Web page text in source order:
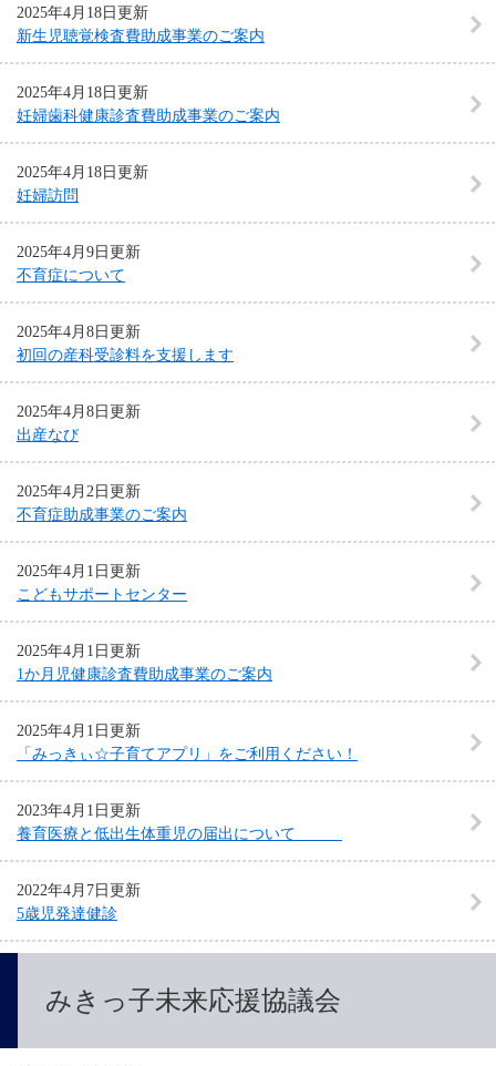
2025年4月18日更新
新生児聴覚検査費助成事業のご案内
2025年4月18日更新
妊婦歯科健康診査費助成事業のご案内
2025年4月18日更新
妊婦訪問
2025年4月9日更新
不育症について
2025年4月8日更新
初回の産科受診料を支援します
2025年4月8日更新
出産なび
2025年4月2日更新
不育症助成事業のご案内
2025年4月1日更新
こどもサポートセンター
2025年4月1日更新
1か月児健康診査費助成事業のご案内
2025年4月1日更新
「みっきぃ☆子育てアプリ」をご利用ください！
2023年4月1日更新
養育医療と低出生体重児の届出について
2022年4月7日更新
5歳児発達健診
みきっ子未来応援協議会